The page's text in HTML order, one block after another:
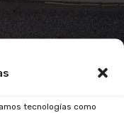
tecnologías como